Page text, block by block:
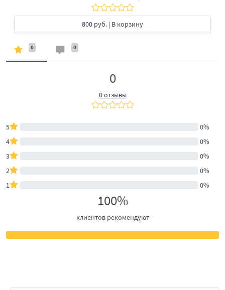
800 руб. | В корзину
0 0
0
0 отзывы
5
0%
4
0%
3
0%
2
0%
1
0%
100%
клиентов рекомендуют